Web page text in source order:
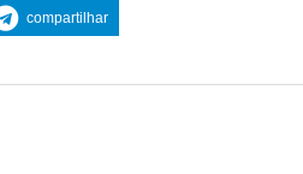
compartilhar